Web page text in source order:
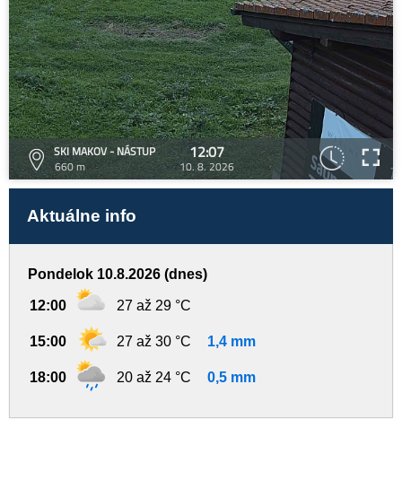
SKI MAKOV - NÁSTUP
660 m
12:07
10. 8. 2026
Aktuálne info
Pondelok 10.8.2026 (dnes)
12:00 27 až 29 °C
15:00 27 až 30 °C 1,4 mm
18:00 20 až 24 °C 0,5 mm